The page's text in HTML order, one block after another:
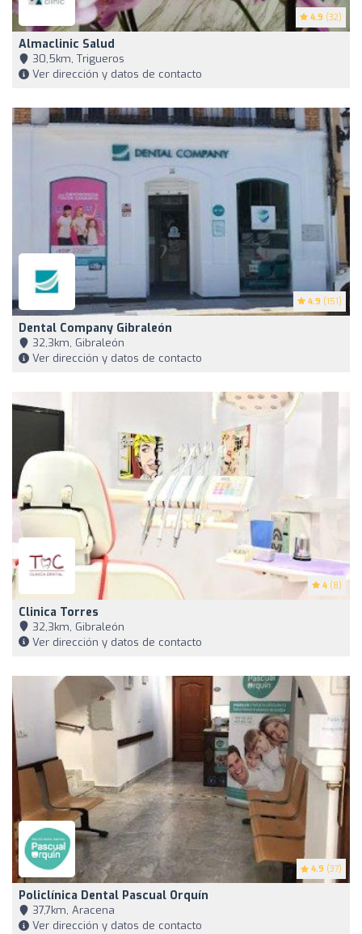
4.9 (32)
Almaclinic Salud
30,5km, Trigueros
Ver dirección y datos de contacto
4.9 (151)
Dental Company Gibraleón
32,3km, Gibraleón
Ver dirección y datos de contacto
4 (8)
Clinica Torres
32,3km, Gibraleón
Ver dirección y datos de contacto
4.9 (37)
Policlínica Dental Pascual Orquín
37,7km, Aracena
Ver dirección y datos de contacto